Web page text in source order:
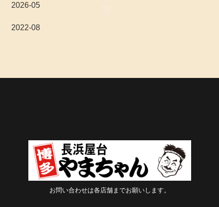
2026-05
2022-08
お問い合わせは各店舗までお願いします。